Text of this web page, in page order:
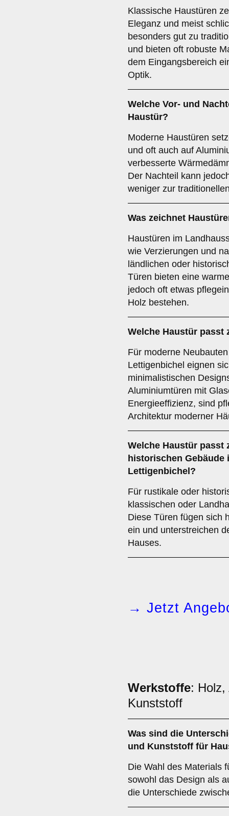
Klassische Haustüren
Eleganz und meist
besonders gut zu
und bieten oft robuste
dem Eingangsbereich
Optik.
Welche Vor- und
Haustür?
Moderne Haustüren
und oft auch auf
verbesserte
Der Nachteil kann
weniger zur
Was zeichnet
Haustüren im
wie Verzierungen und
ländlichen oder
Türen bieten eine
jedoch oft etwas
Holz bestehen.
Welche Haustür passt
Für moderne
Lettigenbichel eignen
minimalistischen
Aluminiumtüren mit
Energieeffizienz, sind
Architektur moderner
Welche Haustür passt
historischen Gebäude
Lettigenbichel?
Für rustikale oder
klassischen oder
Diese Türen fügen sich
ein und unterstreichen
Hauses.
→ Jetzt
Werkstoffe: Holz,
Kunststoff
Was sind die
und Kunststoff für
Die Wahl des Materials
sowohl das Design als
die Unterschiede